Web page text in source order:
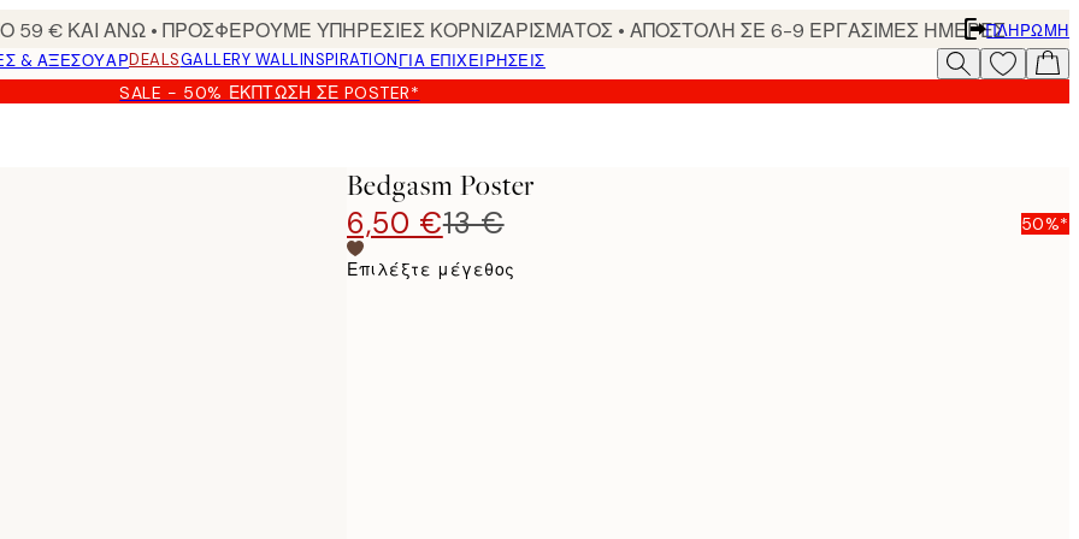
€ ΚΑΙ ΑΝΩ • ΠΡΟΣΦΕΡΟΥΜΕ ΥΠΗΡΕΣΙΕΣ ΚΟΡΝΙΖΑΡΙΣΜΑΤΟΣ • ΑΠΟΣΤΟΛΗ ΣΕ 6-9 ΕΡΓΑΣΙΜΕΣ ΗΜΕΡΕΣΠΛΗΡΩΜΉ
& ΑΞΕΣΟΥΆΡDEALSGALLERY WALLINSPIRATIONΓΙΑ ΕΠΙΧΕΙΡΗΣΕΙΣ
SALE - 50% ΈΚΠΤΩΣΗ ΣΕ POSTER*
Bedgasm Poster
6,50 €13 € 50%*
Επιλέξτε μέγεθος